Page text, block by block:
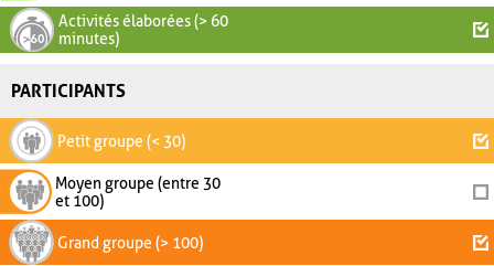
Activités élaborées (> 60
minutes)
PARTICIPANTS
Petit groupe (< 30)
Moyen groupe (entre 30
et 100)
Grand groupe (> 100)